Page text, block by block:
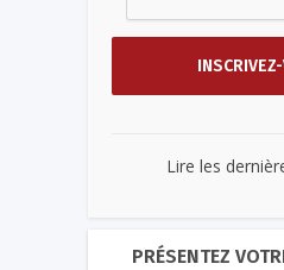
Lire les
PRÉSENTEZ